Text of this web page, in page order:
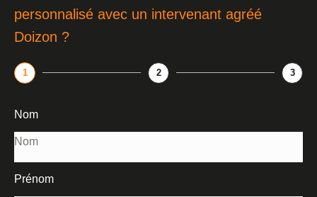
personnalisé avec un intervenant agréé
Doizon ?
1 2 3
Nom
Prénom